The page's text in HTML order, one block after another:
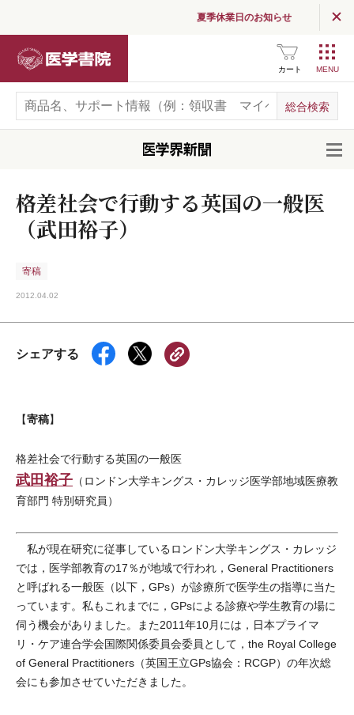
夏季休業日のお知らせ
カート
格差社会で行動する英国の一般医
（武田裕子）
寄稿
2012.04.02
シェアする
【寄稿】
格差社会で行動する英国の一般医
武田裕子 （ロンドン大学キングス・カレッジ医学部地域医療教
育部門 特別研究員）
私が現在研究に従事しているロンドン大学キングス・カレッジ
では，医学部教育の17％が地域で行われ，General Practitioners
と呼ばれる一般医（以下，GPs）が診療所で医学生の指導に当た
っています。私もこれまでに，GPsによる診療や学生教育の場に
伺う機会がありました。また2011年10月には，日本プライマ
リ・ケア連合学会国際関係委員会委員として，the Royal College
of General Practitioners（英国王立GPs協会：RCGP）の年次総
会にも参加させていただきました。